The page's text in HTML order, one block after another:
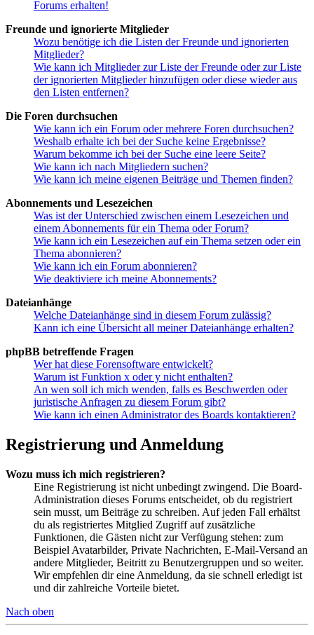
Forums erhalten!
Freunde und ignorierte Mitglieder
Wozu benötige ich die Listen der Freunde und ignorierten
Mitglieder?
Wie kann ich Mitglieder zur Liste der Freunde oder zur Liste
der ignorierten Mitglieder hinzufügen oder diese wieder aus
den Listen entfernen?
Die Foren durchsuchen
Wie kann ich ein Forum oder mehrere Foren durchsuchen?
Weshalb erhalte ich bei der Suche keine Ergebnisse?
Warum bekomme ich bei der Suche eine leere Seite?
Wie kann ich nach Mitgliedern suchen?
Wie kann ich meine eigenen Beiträge und Themen finden?
Abonnements und Lesezeichen
Was ist der Unterschied zwischen einem Lesezeichen und
einem Abonnements für ein Thema oder Forum?
Wie kann ich ein Lesezeichen auf ein Thema setzen oder ein
Thema abonnieren?
Wie kann ich ein Forum abonnieren?
Wie deaktiviere ich meine Abonnements?
Dateianhänge
Welche Dateianhänge sind in diesem Forum zulässig?
Kann ich eine Übersicht all meiner Dateianhänge erhalten?
phpBB betreffende Fragen
Wer hat diese Forensoftware entwickelt?
Warum ist Funktion x oder y nicht enthalten?
An wen soll ich mich wenden, falls es Beschwerden oder
juristische Anfragen zu diesem Forum gibt?
Wie kann ich einen Administrator des Boards kontaktieren?
Registrierung und Anmeldung
Wozu muss ich mich registrieren?
Eine Registrierung ist nicht unbedingt zwingend. Die Board-
Administration dieses Forums entscheidet, ob du registriert
sein musst, um Beiträge zu schreiben. Auf jeden Fall erhältst
du als registriertes Mitglied Zugriff auf zusätzliche
Funktionen, die Gästen nicht zur Verfügung stehen: zum
Beispiel Avatarbilder, Private Nachrichten, E-Mail-Versand an
andere Mitglieder, Beitritt zu Benutzergruppen und so weiter.
Wir empfehlen dir eine Anmeldung, da sie schnell erledigt ist
und dir zahlreiche Vorteile bietet.
Nach oben